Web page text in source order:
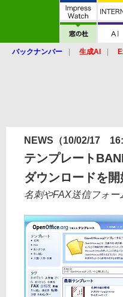
バックナンバー 生成AI
NEWS （10/02/17
テンプレート
ダウンロードを開
名刺やFAX送信フォ